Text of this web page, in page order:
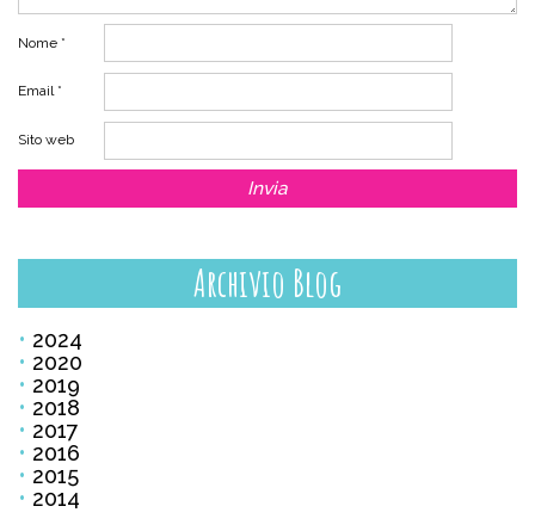
Nome *
Email *
Sito web
Archivio Blog
2024
2020
2019
2018
2017
2016
2015
2014